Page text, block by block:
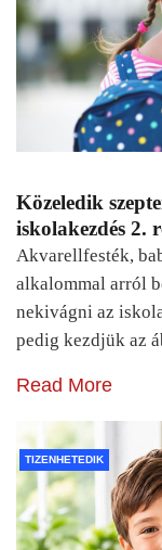
Közeledik
iskolakezdés 2.
Akvarellfesték,
alkalommal arról
nekivágni az
pedig kezdjük az
Read More
TIZENHETEDIK